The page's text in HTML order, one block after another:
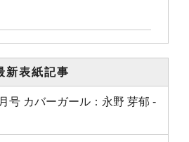
新表紙記事
号 カバーガール：永野 芽郁 ‐